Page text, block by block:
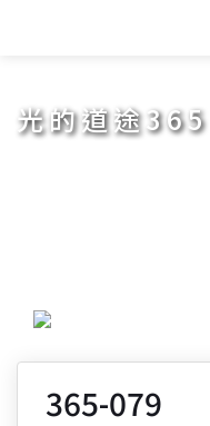
光的道途365
365-079